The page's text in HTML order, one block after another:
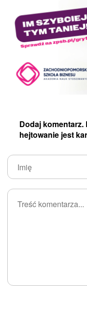
Dodaj komentarz.
hejtowanie jest